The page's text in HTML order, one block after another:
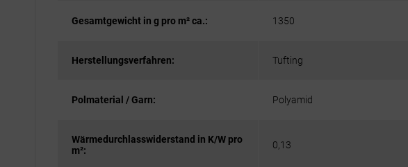
Gesamtgewicht in g pro m² ca.: 1350
Herstellungsverfahren: Tufting
Polmaterial / Garn: Polyamid
Wärmedurchlasswiderstand in K/W pro
m²:
0,13